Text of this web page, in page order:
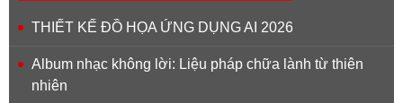
THIẾT KẾ ĐỒ HỌA ỨNG DỤNG AI 2026
Album nhạc không lời: Liệu pháp chữa lành từ thiên
nhiên